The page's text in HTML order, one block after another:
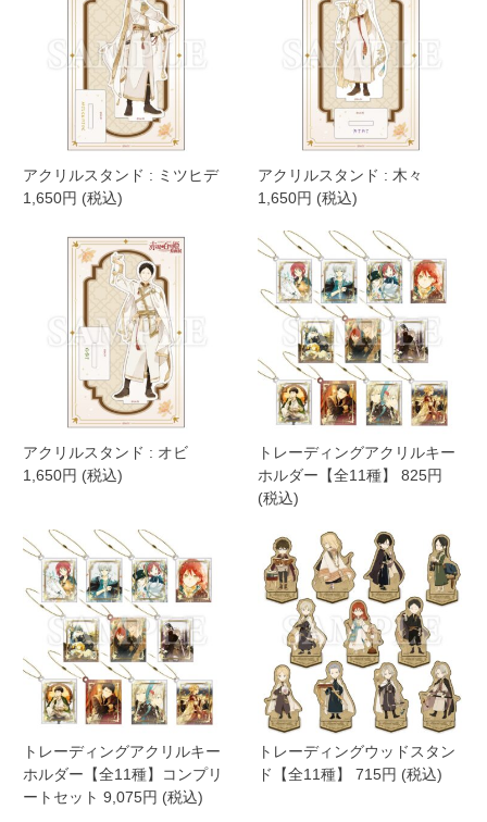
アクリルスタンド : ミツヒデ
1,650円 (税込)
アクリルスタンド : 木々
1,650円 (税込)
アクリルスタンド : オビ
1,650円 (税込)
トレーディングアクリルキー
ホルダー【全11種】 825円
(税込)
トレーディングアクリルキー
ホルダー【全11種】コンプリ
ートセット 9,075円 (税込)
トレーディングウッドスタン
ド【全11種】 715円 (税込)